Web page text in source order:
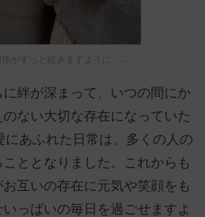
係がずっと続きますように…♡
絆が深まって、いつの間にか
ない大切な存在になっていた
にあふれた日常は、多くの人の
ととなりました。これからも
互いの存在に元気や笑顔をも
っぱいの毎日を過ごせますよ